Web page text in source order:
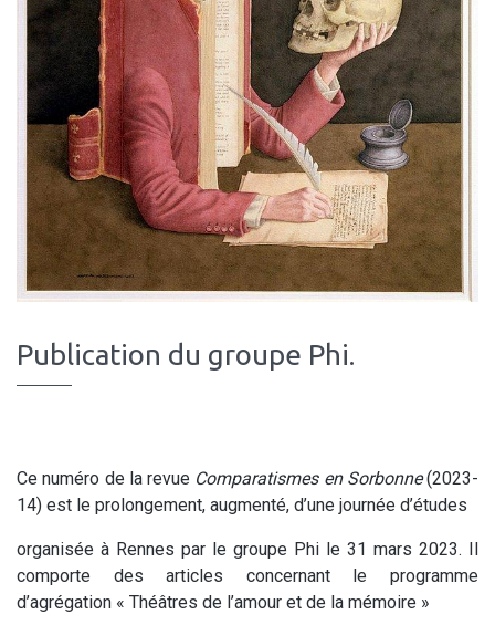
Publication du groupe Phi.
Ce numéro de la revue Comparatismes en Sorbonne(2023-
14) est le prolongement, augmenté, d’une journée d’études
organisée à Rennes par le groupe Phi le 31 mars 2023. Il
comporte des articles concernant le programme
d’agrégation « Théâtres de l’amour et de la mémoire »